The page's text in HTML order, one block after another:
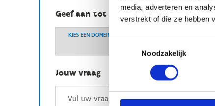
media, adverteren en
verstrekt of die ze hebben
Noodzakelijk
Geef aan tot welk domein jouw vraag
KIES EEN DOMEIN
Jouw vraag